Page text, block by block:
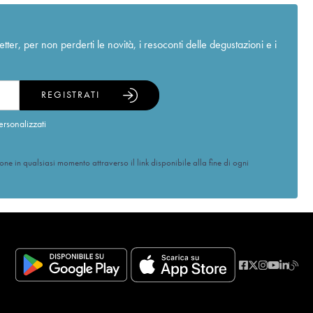
per non perderti le novità, i resoconti delle degustazioni e i
REGISTRATI
in qualsiasi momento attraverso il link disponibile alla fine di ogni